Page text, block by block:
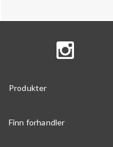
Produkter
Finn forhandler